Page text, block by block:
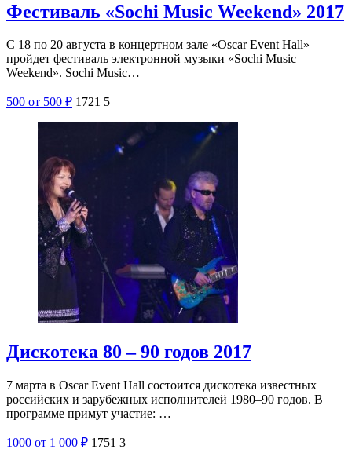
Фестиваль «Sochi Music Weekend» 2017
С 18 по 20 августа в концертном зале «Oscar Event Hall»
пройдет фестиваль электронной музыки «Sochi Music
Weekend». Sochi Music…
500 от 500 ₽ 1721 5
Дискотека 80 – 90 годов 2017
7 марта в Oscar Event Hall состоится дискотека известных
российских и зарубежных исполнителей 1980–90 годов. В
программе примут участие: …
1000 от 1 000 ₽ 1751 3